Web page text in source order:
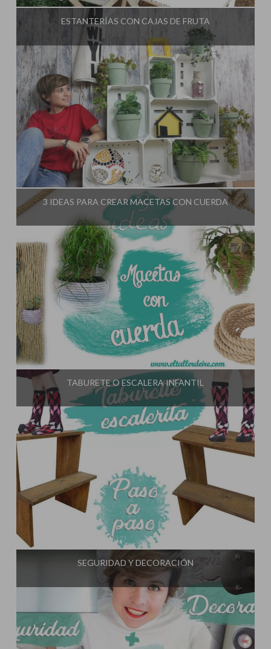
ESTANTERÍAS CON CAJAS DE FRUTA
Influencer:El Taller de Ire
3 IDEAS PARA CREAR MACETAS CON CUERDA
Influencer:El Taller de Ire
TABURETE O ESCALERA INFANTIL
Influencer: El Taller de Ire
SEGURIDAD Y DECORACIÓN